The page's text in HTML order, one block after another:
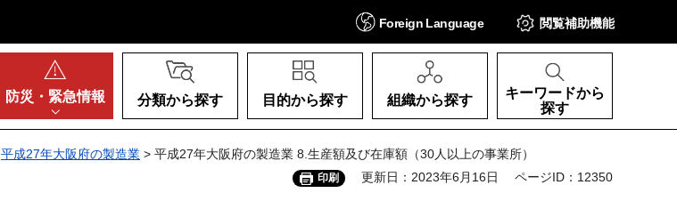
Foreign Language 閲覧補助機能
防災・ 緊急情報 分類から探す 目的から探す 組織から探す
キーワードから
探す
平成27年大阪府の製造業 > 平成27年大阪府の製造業 8.生産額及び在庫額（30人以上の事業所）
印刷 更新日：2023年6月16日 ページID：12350